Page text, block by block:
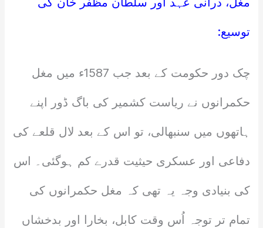
توسیع:
چک دور حکومت کے بعد جب 1587ء میں مغل
حکمرانوں نے ریاست کشمیر کی باگ ڈور اپنے
ہاتھوں میں سنبھالی، تو اس کے بعد لال قلعے کی
دفاعی اور عسکری حیثیت قدرے کم ہوگئی۔ اس
کی بنیادی وجہ یہ تھی کہ مغل حکمرانوں کی
تمام تر توجہ اُس وقت کابل، بخارا اور بدخشاں